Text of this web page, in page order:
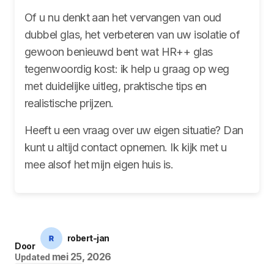
Of u nu denkt aan het vervangen van oud
dubbel glas, het verbeteren van uw isolatie of
gewoon benieuwd bent wat HR++ glas
tegenwoordig kost: ik help u graag op weg
met duidelijke uitleg, praktische tips en
realistische prijzen.
Heeft u een vraag over uw eigen situatie? Dan
kunt u altijd contact opnemen. Ik kijk met u
mee alsof het mijn eigen huis is.
Door
robert-jan
Updated mei 25, 2026